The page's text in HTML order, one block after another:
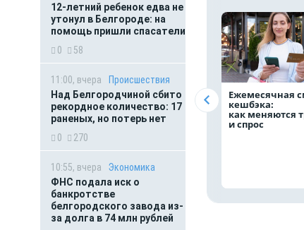
12-летний ребенок едва не
утонул в Белгороде: на
помощь пришли спасатели
0
58
11:00, вчера
Происшествия
Над Белгородчиной сбито
рекордное количество: 17
раненых, но потерь нет
0
270
10:55, вчера
Экономика
ФНС подала иск о
банкротстве
белгородского завода из-
за долга в 74 млн рублей
Ежемесячная
кешбэка:
как меняются
и спрос